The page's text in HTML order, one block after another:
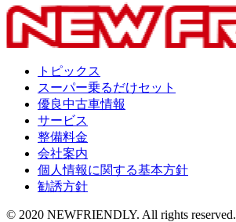
トピックス
スーパー乗るだけセット
優良中古車情報
サービス
整備料金
会社案内
個人情報に関する基本方針
勧誘方針
© 2020 NEWFRIENDLY. All rights reserved.